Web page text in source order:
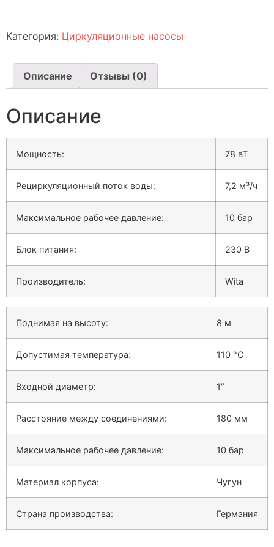
Категория: Циркуляционные насосы
Описание Отзывы (0)
Описание
Мощность: 78 вТ
Рециркуляционный поток воды: 7,2 м³/ч
Максимальное рабочее давление: 10 бар
Блок питания: 230 В
Производитель: Wita
Поднимая на высоту: 8 м
Допустимая температура: 110 °C
Входной диаметр: 1″
Расстояние между соединениями: 180 мм
Максимальное рабочее давление: 10 бар
Материал корпуса: Чугун
Страна производства: Германия